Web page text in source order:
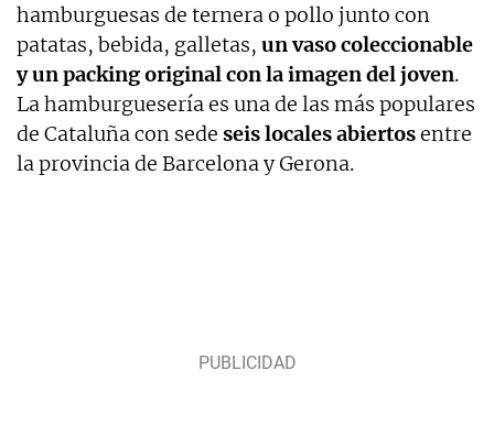
hamburguesas de ternera o pollo junto con
patatas, bebida, galletas, un vaso coleccionable
y un packing original con la imagen del joven.
La hamburguesería es una de las más populares
de Cataluña con sede seis locales abiertosentre
la provincia de Barcelona y Gerona.